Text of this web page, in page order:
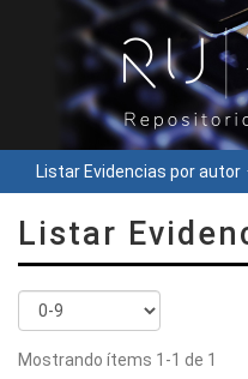
Listar Evidencias por autor
Listar
Mostrando ítems 1-1 de 1